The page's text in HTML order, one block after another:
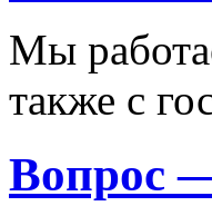
Мы
также с
Вопрос